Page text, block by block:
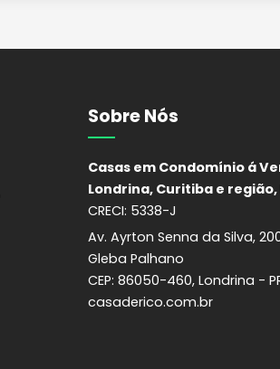
Sobre Nós
Casas em Condomínio á
Londrina, Curitiba e região,
CRECI: 5338-J
Av. Ayrton Senna da Silva,
Gleba Palhano
CEP: 86050-460, Londrina -
casaderico.com.br